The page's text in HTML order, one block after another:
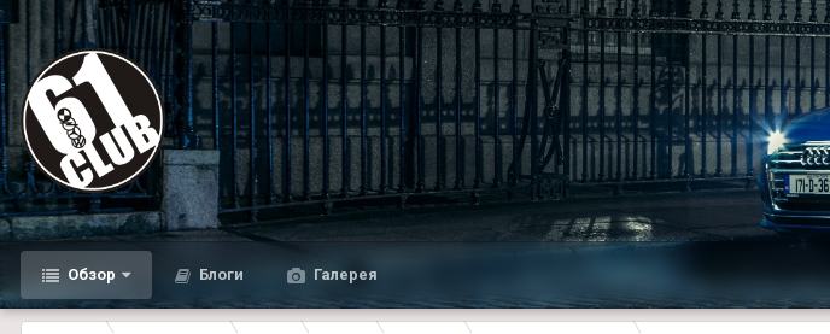
Обзор Блоги Галерея